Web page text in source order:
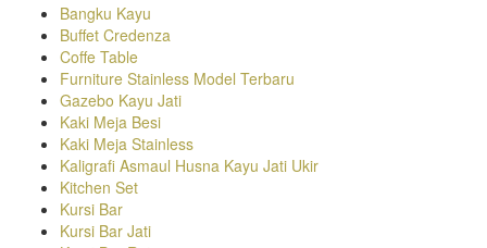
Bangku Kayu
Buffet Credenza
Coffe Table
Furniture Stainless Model Terbaru
Gazebo Kayu Jati
Kaki Meja Besi
Kaki Meja Stainless
Kaligrafi Asmaul Husna Kayu Jati Ukir
Kitchen Set
Kursi Bar
Kursi Bar Jati